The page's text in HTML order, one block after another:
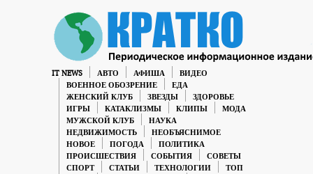
IT NEWS АВТО АФИША
ВИДЕО
ВОЕННОЕ ОБОЗРЕНИЕ
ЕДА
ЖЕНСКИЙ КЛУБ
ЗВЕЗДЫ
ЗДОРОВЬЕ
ИГРЫ
КАТАКЛИЗМЫ КЛИПЫ
МОДА
МУЖСКОЙ КЛУБ
НАУКА
НЕДВИЖИМОСТЬ
НЕОБЪЯСНИМОЕ
НОВОЕ
ПОГОДА
ПОЛИТИКА
ПРОИСШЕСТВИЯ
СОБЫТИЯ
СОВЕТЫ
СПОРТ
СТАТЬИ ТЕХНОЛОГИИ
ТОП